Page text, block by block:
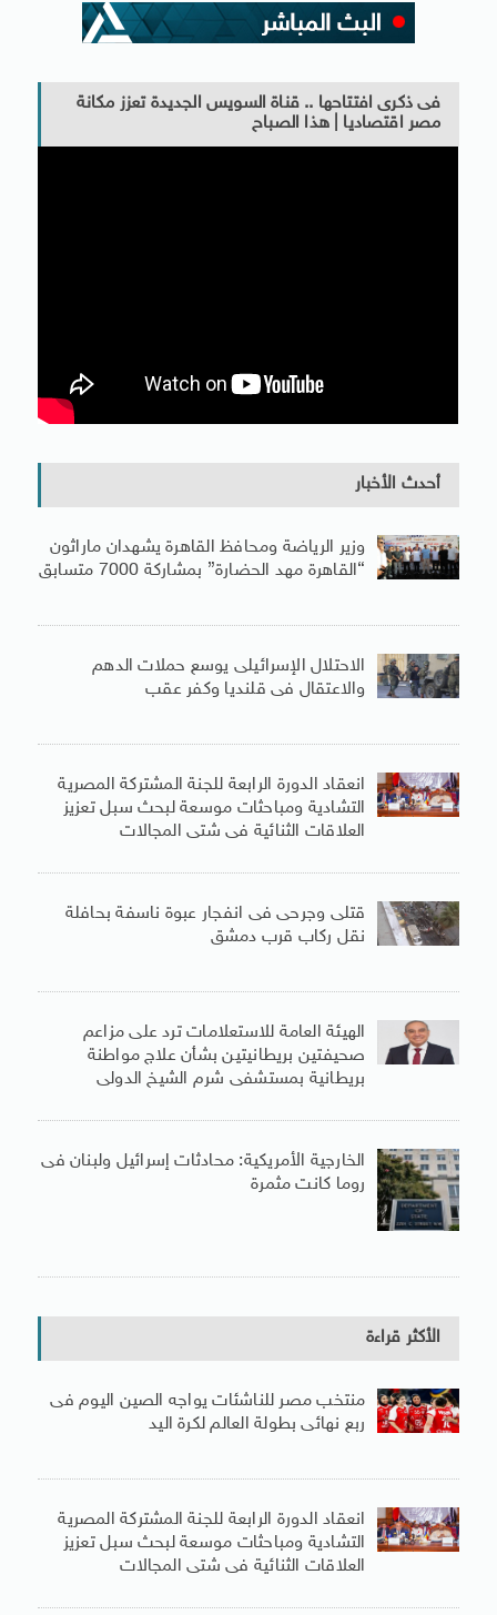
فى ذكرى افتتاحها .. قناة السويس الجديدة تعزز مكانة
مصر اقتصاديا | هذا الصباح
أحدث الأخبار
وزير الرياضة ومحافظ القاهرة يشهدان ماراثون
“القاهرة مهد الحضارة” بمشاركة 7000 متسابق
الاحتلال الإسرائيلى يوسع حملات الدهم
والاعتقال فى قلنديا وكفر عقب
انعقاد الدورة الرابعة للجنة المشتركة المصرية
التشادية ومباحثات موسعة لبحث سبل تعزيز
العلاقات الثنائية فى شتى المجالات
قتلى وجرحى فى انفجار عبوة ناسفة بحافلة
نقل ركاب قرب دمشق
الهيئة العامة للاستعلامات ترد على مزاعم
صحيفتين بريطانيتين بشأن علاج مواطنة
بريطانية بمستشفى شرم الشيخ الدولى
الخارجية الأمريكية: محادثات إسرائيل ولبنان فى
روما كانت مثمرة
الأكثر قراءة
منتخب مصر للناشئات يواجه الصين اليوم فى
ربع نهائى بطولة العالم لكرة اليد
انعقاد الدورة الرابعة للجنة المشتركة المصرية
التشادية ومباحثات موسعة لبحث سبل تعزيز
العلاقات الثنائية فى شتى المجالات